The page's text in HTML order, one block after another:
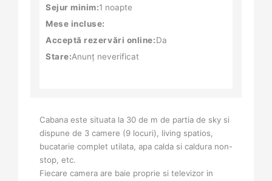
Sejur minim:1 noapte
Mese incluse:
Acceptă rezervări online:Da
Stare:Anunț neverificat
Cabana este situata la 30 de m de partia de sky si
dispune de 3 camere (9 locuri), living spatios,
bucatarie complet utilata, apa calda si caldura non-
stop, etc.
Fiecare camera are baie proprie si televizor in